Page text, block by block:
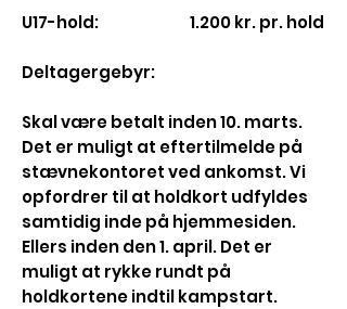
U17-hold: 1.200 kr. pr. hold
Deltagergebyr:
Skal være betalt inden 10. marts.
Det er muligt at eftertilmelde på
stævnekontoret ved ankomst. Vi
opfordrer til at holdkort udfyldes
samtidig inde på hjemmesiden.
Ellers inden den 1. april. Det er
muligt at rykke rundt på
holdkortene indtil kampstart.